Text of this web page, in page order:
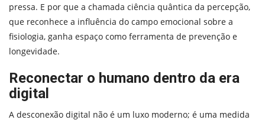
pressa. E por que a chamada ciência quântica da percepção,
que reconhece a influência do campo emocional sobre a
fisiologia, ganha espaço como ferramenta de prevenção e
longevidade.
Reconectar o humano dentro da era
digital
A desconexão digital não é um luxo moderno; é uma medida